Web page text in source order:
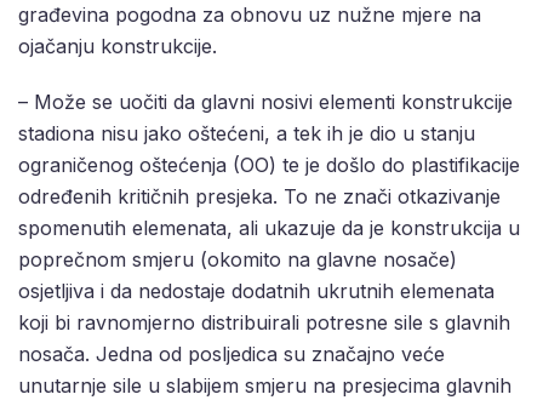
građevina pogodna za obnovu uz nužne mjere na
ojačanju konstrukcije.
– Može se uočiti da glavni nosivi elementi konstrukcije
stadiona nisu jako oštećeni, a tek ih je dio u stanju
ograničenog oštećenja (OO) te je došlo do plastifikacije
određenih kritičnih presjeka. To ne znači otkazivanje
spomenutih elemenata, ali ukazuje da je konstrukcija u
poprečnom smjeru (okomito na glavne nosače)
osjetljiva i da nedostaje dodatnih ukrutnih elemenata
koji bi ravnomjerno distribuirali potresne sile s glavnih
nosača. Jedna od posljedica su značajno veće
unutarnje sile u slabijem smjeru na presjecima glavnih